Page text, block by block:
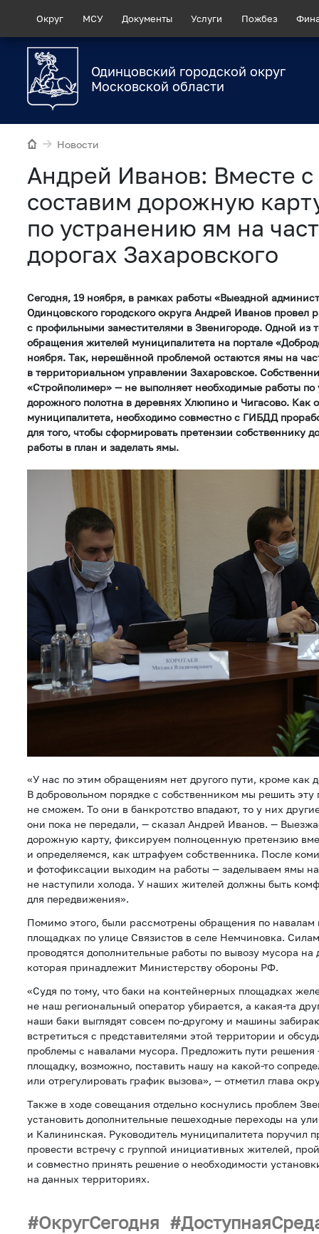
Округ МСУ Документы Услуги Пожбез
Одинцовский городской округ
Московской области
Новости
Андрей Иванов: Вместе
составим дорожную
по устранению ям на
дорогах Захаровского
Сегодня, 19 ноября, в рамках работы «Выездной
Одинцовского городского округа Андрей Иванов
с профильными заместителями в Звенигороде. Одной из
обращения жителей муниципалитета на портале
ноября. Так, нерешённой проблемой остаются ямы на
в территориальном управлении Захаровское.
«Стройполимер» — не выполняет необходимые работы
дорожного полотна в деревнях Хлюпино и Чигасово. Как
муниципалитета, необходимо совместно с ГИБДД
для того, чтобы сформировать претензии собственнику
работы в план и заделать ямы.
«У нас по этим обращениям нет другого пути, кроме как
В добровольном порядке с собственником мы решить эту
не сможем. То они в банкротство впадают, то у них
они пока не передали, — сказал Андрей Иванов. —
дорожную карту, фиксируем полноценную претензию
и определяемся, как штрафуем собственника. После
и фотофиксации выходим на работы — заделываем ямы на
не наступили холода. У наших жителей должны быть
для передвижения».
Помимо этого, были рассмотрены обращения по
площадках по улице Связистов в селе Немчиновка.
проводятся дополнительные работы по вывозу мусора
которая принадлежит Министерству обороны РФ.
«Судя по тому, что баки на контейнерных площадках
не наш региональный оператор убирается, а какая-та
наши баки выглядят совсем по-другому и машины
встретиться с представителями этой территории и
проблемы с навалами мусора. Предложить пути решения
площадку, возможно, поставить нашу на какой-то
или отрегулировать график вызова», — отметил глава
Также в ходе совещания отдельно коснулись проблем
установить дополнительные пешеходные переходы на
и Калининская. Руководитель муниципалитета поручил
провести встречу с группой инициативных жителей,
и совместно принять решение о необходимости
на данных территориях.
ОкругСегодня